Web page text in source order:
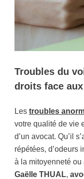
Troubles du
droits face
Les troubles
votre qualité de vie
d’un avocat. Qu’il
répétées, d’odeurs
à la mitoyenneté
Gaëlle THUAL,